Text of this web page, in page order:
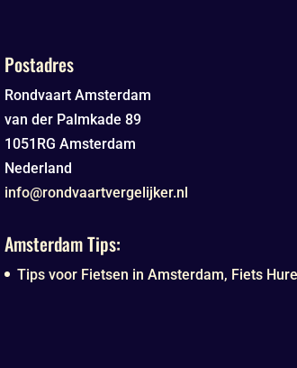
Postadres
Rondvaart Amsterdam
van der Palmkade 89
1051RG Amsterdam
Nederland
info@rondvaartvergelijker.nl
Amsterdam Tips:
Tips voor Fietsen in Amsterdam, Fiets